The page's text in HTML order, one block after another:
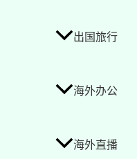
出国旅行
海外办公
海外直播